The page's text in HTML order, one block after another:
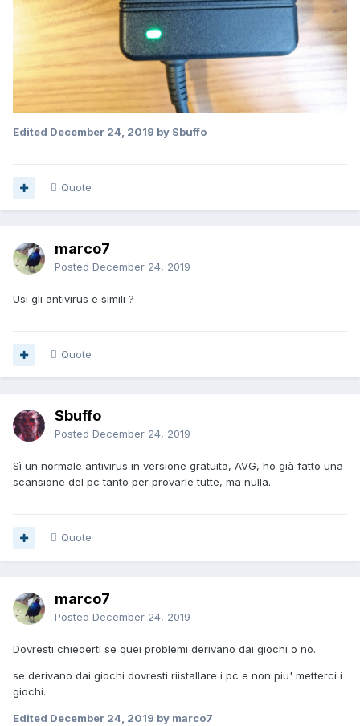
Edited December 24, 2019 by Sbuffo
Quote
marco7
Posted December 24, 2019
Usi gli antivirus e simili ?
Quote
Sbuffo
Posted December 24, 2019
Sì un normale antivirus in versione gratuita, AVG, ho già fatto una
scansione del pc tanto per provarle tutte, ma nulla.
Quote
marco7
Posted December 24, 2019
Dovresti chiederti se quei problemi derivano dai giochi o no.
se derivano dai giochi dovresti riistallare i pc e non piu' metterci i
giochi.
Edited December 24, 2019 by marco7